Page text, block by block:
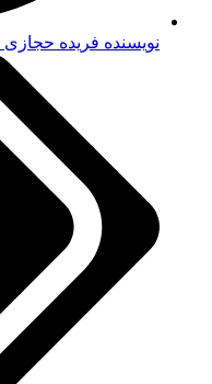
نویسنده فریده حجازی